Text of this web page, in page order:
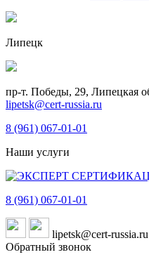
Липецк
пр-т. Победы, 29, Липецкая
lipetsk@cert-russia.ru
8 (961) 067-01-01
Наши услуги
8 (961) 067-01-01
lipetsk@cert-russia.ru
Обратный звонок